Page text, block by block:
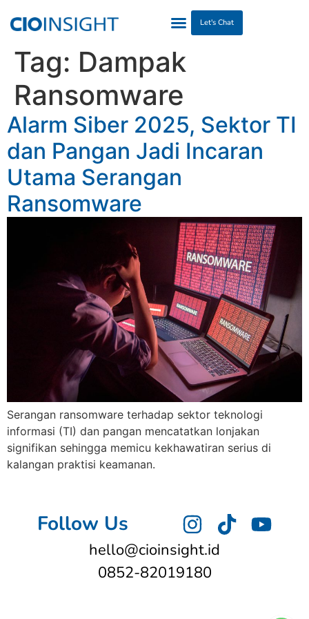
Let's Chat
Tag: Dampak
Ransomware
Alarm Siber 2025, Sektor TI
dan Pangan Jadi Incaran
Utama Serangan
Ransomware
Serangan ransomware terhadap sektor teknologi
informasi (TI) dan pangan mencatatkan lonjakan
signifikan sehingga memicu kekhawatiran serius di
kalangan praktisi keamanan.
Follow Us
hello@cioinsight.id
0852-82019180